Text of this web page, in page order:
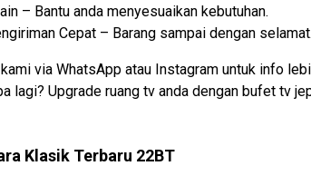
– Bantu anda menyesuaikan kebutuhan.
Cepat – Barang sampai dengan selamat.
via WhatsApp atau Instagram untuk info
lagi? Upgrade ruang tv anda dengan bufet tv
Klasik Terbaru 22BT